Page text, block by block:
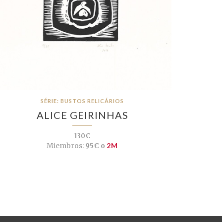
SÉRIE: BUSTOS RELICÁRIOS
ALICE GEIRINHAS
130€
Miembros: 95€ o 2M